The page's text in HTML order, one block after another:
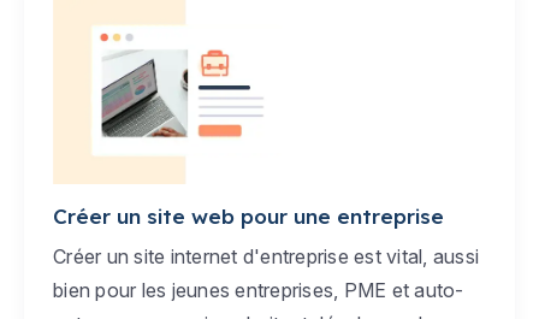
Créer un site web pour une entreprise
Créer un site internet d'entreprise est vital, aussi
bien pour les jeunes entreprises, PME et auto-